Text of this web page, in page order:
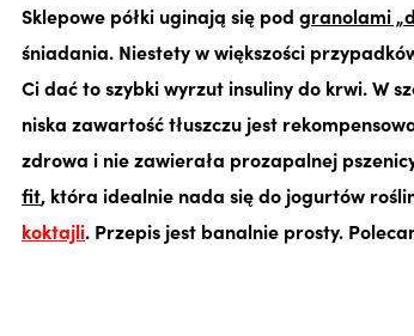
Sklepowe półki uginają się pod granolami
śniadania. Niestety w większości
Ci dać to szybki wyrzut insuliny do krwi. W
niska zawartość tłuszczu jest
zdrowa i nie zawierała prozapalnej
fit, która idealnie nada się do jogurtów
koktajli. Przepis jest banalnie prosty.